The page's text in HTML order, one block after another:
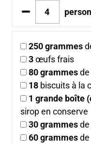
–
250grammes
3œufs frais
80grammes
18 biscuits à la
1 grande boîte
sirop en conserve
30grammes
60grammes